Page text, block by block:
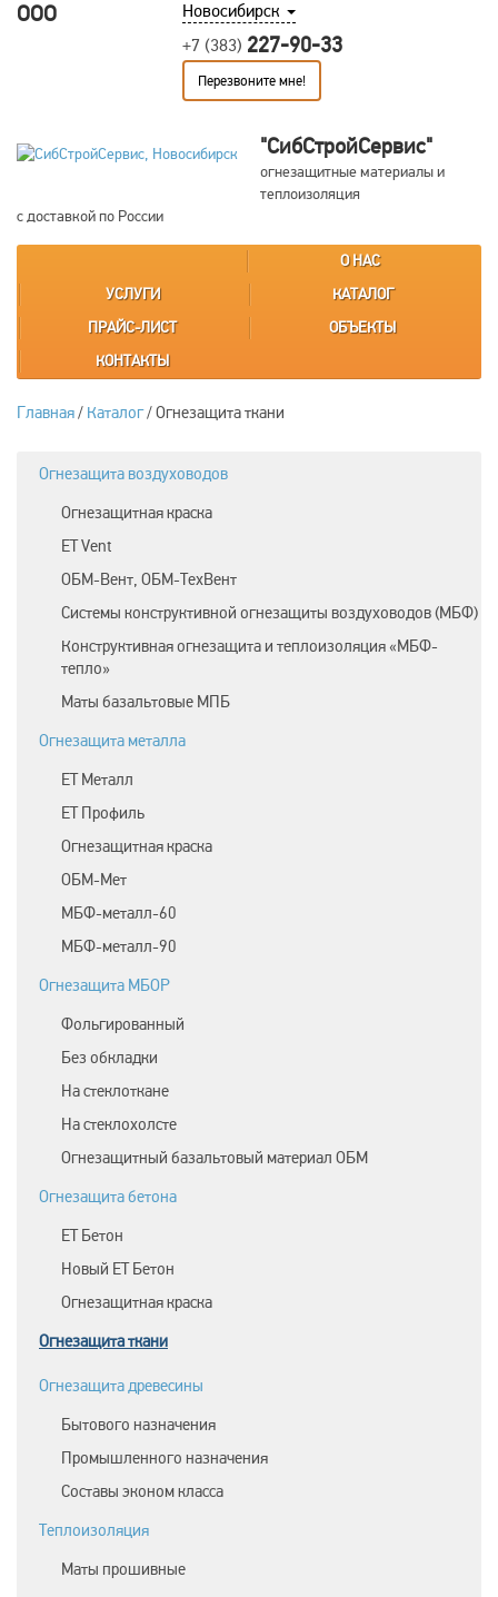
Новосибирск
+7 (383) 227-90-33
Перезвоните мне!
ООО
"СибСтройСервис"
огнезащитные материалы и
теплоизоляция
с доставкой по России
О НАС
УСЛУГИ
КАТАЛОГ
ПРАЙС-ЛИСТ
ОБЪЕКТЫ
КОНТАКТЫ
Главная/ Каталог/Огнезащита ткани
Огнезащита воздуховодов
Огнезащитная краска
ET Vent
ОБМ-Вент, ОБМ-ТехВент
Системы конструктивной огнезащиты воздуховодов (МБФ)
Конструктивная огнезащита и теплоизоляция «МБФ-
тепло»
Маты базальтовые МПБ
Огнезащита металла
ЕТ Металл
ET Профиль
Огнезащитная краска
ОБМ-Мет
МБФ-металл-60
МБФ-металл-90
Огнезащита МБОР
Фольгированный
Без обкладки
На стеклоткане
На стеклохолсте
Огнезащитный базальтовый материал ОБМ
Огнезащита бетона
ЕТ Бетон
Новый ЕТ Бетон
Огнезащитная краска
Огнезащита ткани
Огнезащита древесины
Бытового назначения
Промышленного назначения
Составы эконом класса
Теплоизоляция
Маты прошивные